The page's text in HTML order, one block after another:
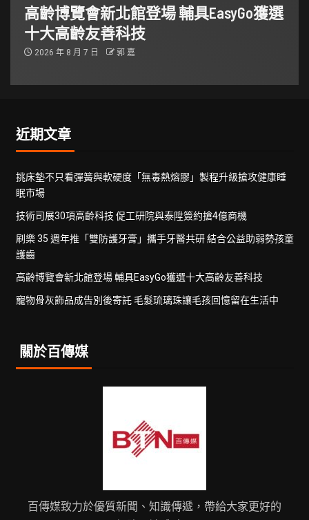
高齡博覽會新北館登場 輔具EasyGo獲選
十大高齡友善科技
2026 年 8 月 7 日 郭 嘉
近期文章
挑床墊不只看彈簧與軟硬度「無毒熱熔膠」製程升級搶攻健康睡
眠市場
技術司展30項高齡科技 促工研院與泰陞簽約搶4億商機
刷樂 35 週年推「雙防護牙膏」攜手牙醫共研 結合公益助弱勢孩童
護齒
高齡博覽會新北館登場 輔具EasyGo獲選十大高齡友善科技
寵物骨灰飾品成告別後寄託 毛髮琉璃珠讓毛孩回憶留在生活中
關於百傳媒
百傳媒致力於優質新聞、知識傳遞，帶給大家更好的